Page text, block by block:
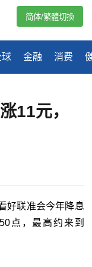
球 金融 消费
简体/繁體切換
11元，
好联准会今年降息
点，最高约来到